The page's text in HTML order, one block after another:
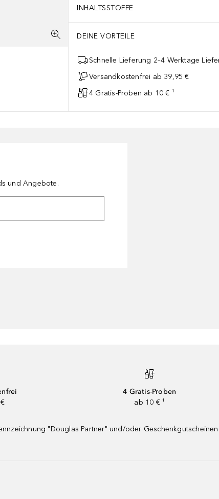
INHALTSSTOFFE
DEINE VORTEILE
Schnelle Lieferung 2–4 Werktage
Versandkostenfrei ab 39,95 €
4 Gratis-Proben ab 10 € ¹
und Angebote.
4 Gratis-Proben
ab 10 € ¹
"Douglas Partner" und/oder